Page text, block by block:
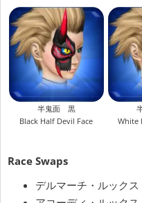
半鬼面 黒
Black Half Devil Face
White
Race Swaps
デルマーチ・ルックス